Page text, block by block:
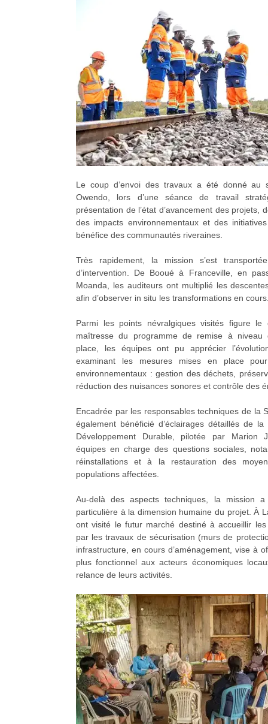
Le coup d’envoi des travaux a été donné au
Owendo, lors d’une séance de travail
présentation de l’état d’avancement des projets,
des impacts environnementaux et des
bénéfice des communautés riveraines.
Très rapidement, la mission s’est
d’intervention. De Booué à Franceville, en
Moanda, les auditeurs ont multiplié les
afin d’observer in situ les transformations en
Parmi les points névralgiques visités figure le
maîtresse du programme de remise à niveau
place, les équipes ont pu apprécier
examinant les mesures mises en place
environnementaux : gestion des déchets,
réduction des nuisances sonores et contrôle des
Encadrée par les responsables techniques de la
également bénéficié d’éclairages détaillés de
Développement Durable, pilotée par Marion
équipes en charge des questions sociales,
réinstallations et à la restauration des
populations affectées.
Au-delà des aspects techniques, la mission
particulière à la dimension humaine du projet. À
ont visité le futur marché destiné à accueillir les
par les travaux de sécurisation (murs de
infrastructure, en cours d’aménagement, vise à
plus fonctionnel aux acteurs économiques
relance de leurs activités.